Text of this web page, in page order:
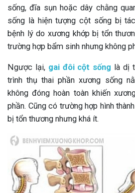
sống, đĩa sụn hoặc dây chằng
sống là hiện tượng cột sống bị
bệnh lý do xương khớp bị tổn
trường hợp bẩm sinh nhưng không
Ngược lại, gai đôi cột sống là dị
trình thụ thai phần xương sống
không đóng hoàn toàn khiến
phần. Cũng có trường hợp hình
bị tổn thương nhưng khá ít.